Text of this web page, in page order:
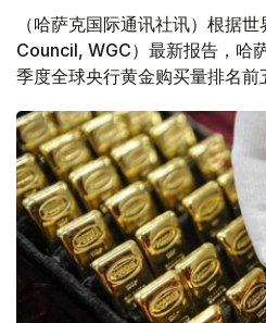
（哈萨克国际通讯社讯）根据
Council, WGC）最新报告，哈
季度全球央行黄金购买量排名前